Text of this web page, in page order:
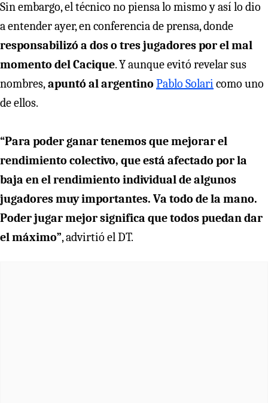
Sin embargo, el técnico no piensa lo mismo y así lo dio
a entender ayer, en conferencia de prensa, donde
responsabilizó a dos o tres jugadores por el mal
momento del Cacique. Y aunque evitó revelar sus
nombres,apuntó al argentino Pablo Solari como uno
de ellos.
“Para poder ganar tenemos que mejorar el
rendimiento colectivo, que está afectado por la
baja en el rendimiento individual de algunos
jugadores muy importantes. Va todo de la mano.
Poder jugar mejor significa que todos puedan dar
el máximo”, advirtió el DT.